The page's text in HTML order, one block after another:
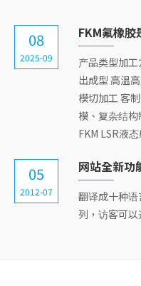
08
2025-09
FKM氟橡胶
产品类型加
出成型 高温
模切加工 客
模、复杂结
FKM LSR液
05
2012-07
网站全新功
翻译成十种
列，访客可